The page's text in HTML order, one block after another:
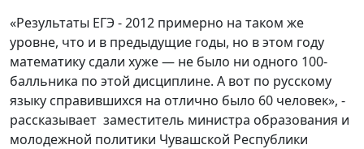
«Результаты ЕГЭ - 2012 примерно на таком же
уровне, что и в предыдущие годы, но в этом году
математику сдали хуже — не было ни одного 100-
балльника по этой дисциплине. А вот по русскому
языку справившихся на отлично было 60 человек», -
рассказывает заместитель министра образования и
молодежной политики Чувашской Республики